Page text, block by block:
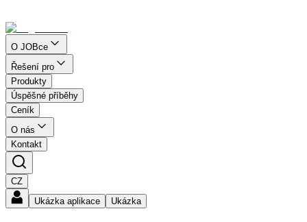
O JOBce
Řešení pro
Produkty
Úspěšné příběhy
Ceník
O nás
Kontakt
CZ
Ukázka aplikace
Ukázka